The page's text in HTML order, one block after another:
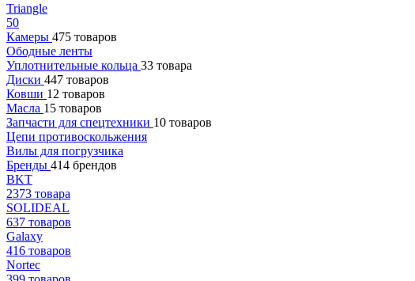
Triangle
50
Камеры 475 товаров
Ободные ленты
Уплотнительные кольца 33 товара
Диски 447 товаров
Ковши 12 товаров
Масла 15 товаров
Запчасти для спецтехники 10 товаров
Цепи противоскольжения
Вилы для погрузчика
Бренды 414 брендов
BKT
2373 товара
SOLIDEAL
637 товаров
Galaxy
416 товаров
Nortec